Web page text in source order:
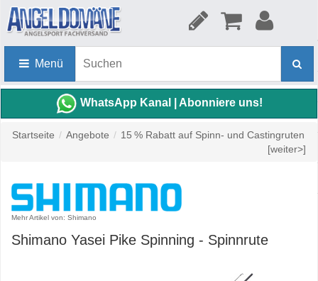
Menü
WhatsApp Kanal | Abonniere uns!
Startseite / Angebote / 15 % Rabatt auf Spinn- und Castingruten
[weiter>]
Mehr Artikel von: Shimano
Shimano Yasei Pike Spinning - Spinnrute